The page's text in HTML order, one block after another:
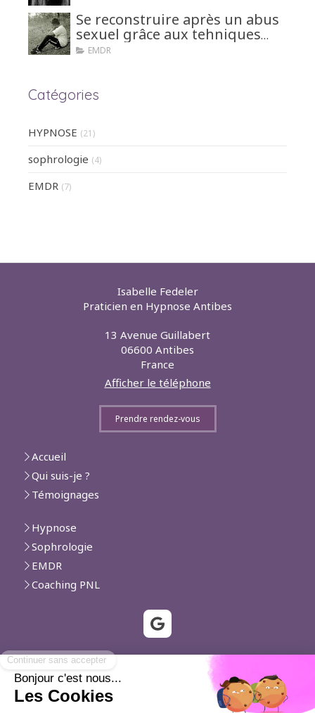
Se reconstruire après un abus
sexuel grâce aux tehniques
d'hypnose ou EMDR
EMDR
Catégories
HYPNOSE (21)
sophrologie (4)
EMDR (7)
Isabelle Fedeler
Praticien en Hypnose Antibes
13 Avenue Guillabert
06600 Antibes
France
Afficher le téléphone
Prendre rendez-vous
Accueil
Qui suis-je ?
Témoignages
Hypnose
Sophrologie
EMDR
Coaching PNL
Vallauris, Biot, Villeneuve-Loubet, Le Cannet, Cannes,
Mougins, Cagnes-sur-Mer, Roquefort-les-Pins, Saint-
Laurent-du-Var, Valbonne, La Colle-sur-Loup, Mouans-
Sartoux, Nice